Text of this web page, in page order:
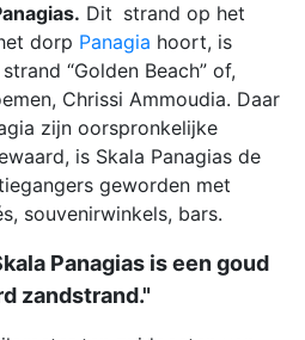
Dit strand op het
dorp Panagia hoort, is
“Golden Beach” of,
Chrissi Ammoudia. Daar
zijn oorspronkelijke
is Skala Panagias de
geworden met
souvenirwinkels, bars.
Panagias is een goud
zandstrand."